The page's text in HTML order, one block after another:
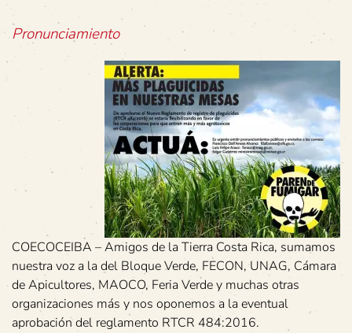
Pronunciamiento
COECOCEIBA – Amigos de la Tierra Costa Rica, sumamos
nuestra voz a la del Bloque Verde, FECON, UNAG, Cámara
de Apicultores, MAOCO, Feria Verde y muchas otras
organizaciones más y nos oponemos a la eventual
aprobación del reglamento RTCR 484:2016.